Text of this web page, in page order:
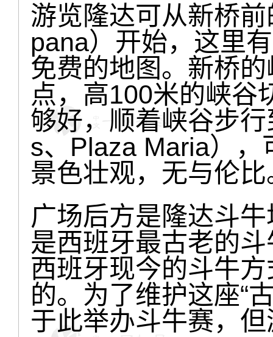
游览隆达可从新桥
pana）开始，这里
免费的地图。新桥
点，高100米的峡谷
够好，顺着峡谷步
s、Plaza Maria），
景色壮观，无与伦比
广场后方是隆达斗
是西班牙最古老的
西班牙现今的斗牛
的。为了维护这座“
于此举办斗牛赛，